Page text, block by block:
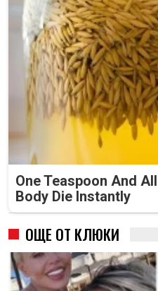
One Teaspoon And
Body Die Instantly
ОЩЕ ОТ КЛЮКИ